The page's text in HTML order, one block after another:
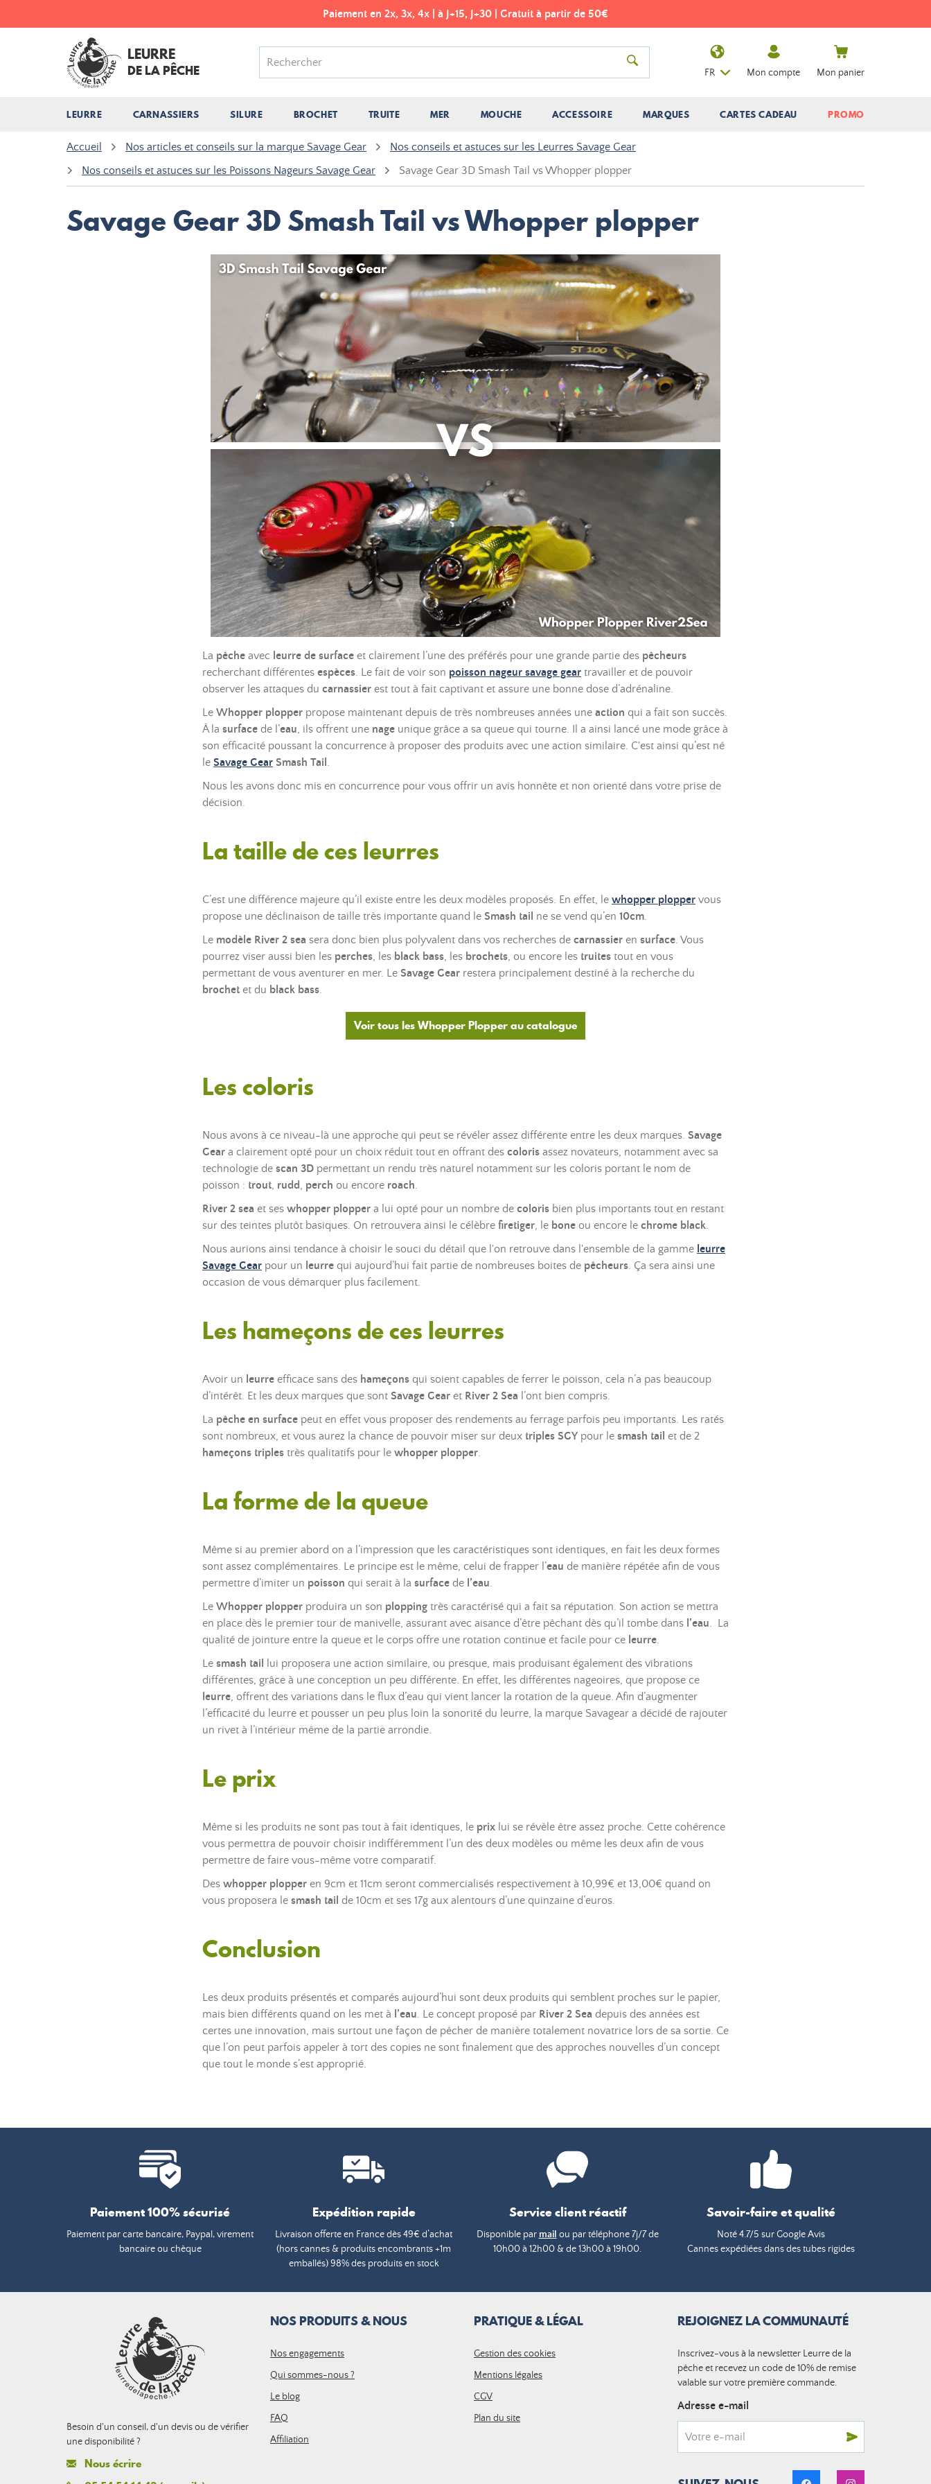
Paiement en 2x, 3x, 4x | à J+15, J+30 | Gratuit à partir de 50€
LEURRE
DE LA PÊCHE
LEURRE CARNASSIERS SILURE BROCHET TRUITE MER MOUCHE ACCESSOIRE MARQUES CARTES CADEAU PROMO
FR Mon compte Mon panier
Accueil Nos articles et conseils sur la marque Savage Gear
Nos conseils et astuces sur les Leurres Savage Gear
Nos conseils et astuces sur les Poissons Nageurs Savage Gear
Savage Gear 3D Smash Tail vs Whopper plopper
Savage Gear 3D Smash Tail vs Whopper plopper
La pêche avec leurre de surface et clairement l’une des préférés pour une grande partie des pêcheurs
recherchant différentes espèces. Le fait de voir son poisson nageur savage gear travailler et de pouvoir
observer les attaques du carnassier est tout à fait captivant et assure une bonne dose d’adrénaline.
Le Whopper plopper propose maintenant depuis de très nombreuses années une action qui a fait son succès.
À la surface de l’eau, ils offrent une nage unique grâce a sa queue qui tourne. Il a ainsi lancé une mode grâce à
son efficacité poussant la concurrence à proposer des produits avec une action similaire. C'est ainsi qu’est né
le Savage Gear Smash Tail .
Nous les avons donc mis en concurrence pour vous offrir un avis honnête et non orienté dans votre prise de
décision.
La taille de ces leurres
C’est une différence majeure qu’il existe entre les deux modèles proposés. En effet, le whopper plopper vous
propose une déclinaison de taille très importante quand le Smash tail ne se vend qu’en 10cm.
Le modèle River 2 sea sera donc bien plus polyvalent dans vos recherches de carnassier en surface. Vous
pourrez viser aussi bien les perches, les black bass, les brochets, ou encore les truites tout en vous
permettant de vous aventurer en mer. Le Savage Gear restera principalement destiné à la recherche du
brochet et du black bass.
Voir tous les Whopper Plopper au catalogue
Les coloris
Nous avons à ce niveau-là une approche qui peut se révéler assez différente entre les deux marques. Savage
Gear a clairement opté pour un choix réduit tout en offrant des coloris assez novateurs, notamment avec sa
technologie de scan 3D permettant un rendu très naturel notamment sur les coloris portant le nom de
poisson : trout, rudd, perch ou encore roach.
River 2 sea et ses whopper plopper a lui opté pour un nombre de coloris bien plus importants tout en restant
sur des teintes plutôt basiques. On retrouvera ainsi le célèbre firetiger, le bone ou encore le chrome black.
Nous aurions ainsi tendance à choisir le souci du détail que l'on retrouve dans l'ensemble de la gamme leurre
Savage Gear pour un leurre qui aujourd’hui fait partie de nombreuses boites de pêcheurs. Ça sera ainsi une
occasion de vous démarquer plus facilement.
Les hameçons de ces leurres
Avoir un leurre efficace sans des hameçons qui soient capables de ferrer le poisson, cela n’a pas beaucoup
d’intérêt. Et les deux marques que sont Savage Gear et River 2 Sea l’ont bien compris.
La pêche en surface peut en effet vous proposer des rendements au ferrage parfois peu importants. Les ratés
sont nombreux, et vous aurez la chance de pouvoir miser sur deux triples SGY pour le smash tail et de 2
hameçons triples très qualitatifs pour le whopper plopper.
La forme de la queue
Même si au premier abord on a l’impression que les caractéristiques sont identiques, en fait les deux formes
sont assez complémentaires. Le principe est le même, celui de frapper l’eau de manière répétée afin de vous
permettre d’imiter un poisson qui serait à la surface de l’eau.
Le Whopper plopper produira un son plopping très caractérisé qui a fait sa réputation. Son action se mettra
en place dès le premier tour de manivelle, assurant avec aisance d’être pêchant dès qu’il tombe dans l’eau. La
qualité de jointure entre la queue et le corps offre une rotation continue et facile pour ce leurre.
Le smash tail
lui proposera une action similaire, ou presque, mais produisant également des vibrations
différentes, grâce à une conception un peu différente. En effet, les différentes nageoires, que propose ce
leurre, offrent des variations dans le flux d’eau qui vient lancer la rotation de la queue. Afin d’augmenter
l’efficacité du leurre et pousser un peu plus loin la sonorité du leurre, la marque Savagear a décidé de rajouter
un rivet à l’intérieur même de la partie arrondie.
Le prix
Même si les produits ne sont pas tout à fait identiques, le prix lui se révèle être assez proche. Cette cohérence
vous permettra de pouvoir choisir indifféremment l’un des deux modèles ou même les deux afin de vous
permettre de faire vous-même votre comparatif.
Des whopper plopper en 9cm et 11cm seront commercialisés respectivement à 10,99€ et 13,00€ quand on
vous proposera le smash tail de 10cm et ses 17g aux alentours d’une quinzaine d’euros.
Conclusion
Les deux produits présentés et comparés aujourd’hui sont deux produits qui semblent proches sur le papier,
mais bien différents quand on les met à l’eau. Le concept proposé par River 2 Sea depuis des années est
certes une innovation, mais surtout une façon de pêcher de manière totalement novatrice lors de sa sortie. Ce
que l’on peut parfois appeler à tort des copies ne sont finalement que des approches nouvelles d’un concept
que tout le monde s’est approprié.
Paiement 100% sécurisé
Paiement par carte bancaire, Paypal, virement
bancaire ou chèque
Expédition rapide
Livraison offerte en France dès 49€ d’achat
(hors cannes & produits encombrants +1m
emballés) 98% des produits en stock
Service client réactif
Disponible par mail ou par téléphone 7j/7 de
10h00 à 12h00 & de 13h00 à 19h00.
Savoir-faire et qualité
Noté 4.7/5 sur Google Avis
Cannes expédiées dans des tubes rigides
Besoin d'un conseil, d'un devis ou de vérifier
une disponibilité ?
Nous écrire
NOS PRODUITS & NOUS
Nos engagements
Qui sommes-nous ?
Le blog
FAQ
Affiliation
PRATIQUE & LÉGAL
Gestion des cookies
Mentions légales
CGV
Plan du site
REJOIGNEZ LA COMMUNAUTÉ
Inscrivez-vous à la newsletter Leurre de la
pêche et recevez un code de 10% de remise
valable sur votre première commande.
Adresse e-mail